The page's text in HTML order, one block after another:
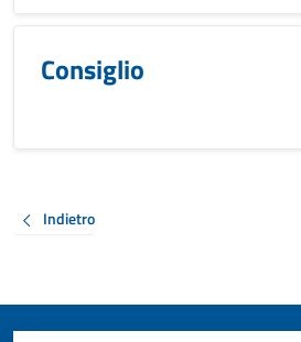
Consiglio
Indietro